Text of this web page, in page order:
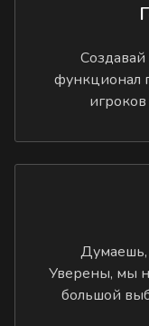
функционал
Думаешь,
Уверены, мы
большой